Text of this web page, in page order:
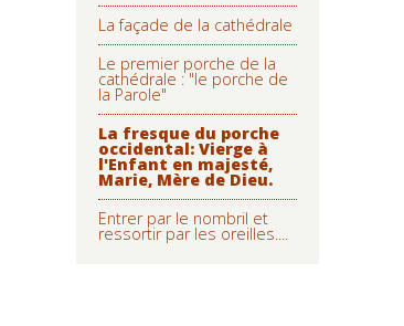
La façade de la cathédrale
Le premier porche de la
cathédrale : "le porche de
la Parole"
La fresque du porche
occidental: Vierge à
l'Enfant en majesté,
Marie, Mère de Dieu.
Entrer par le nombril et
ressortir par les oreilles....